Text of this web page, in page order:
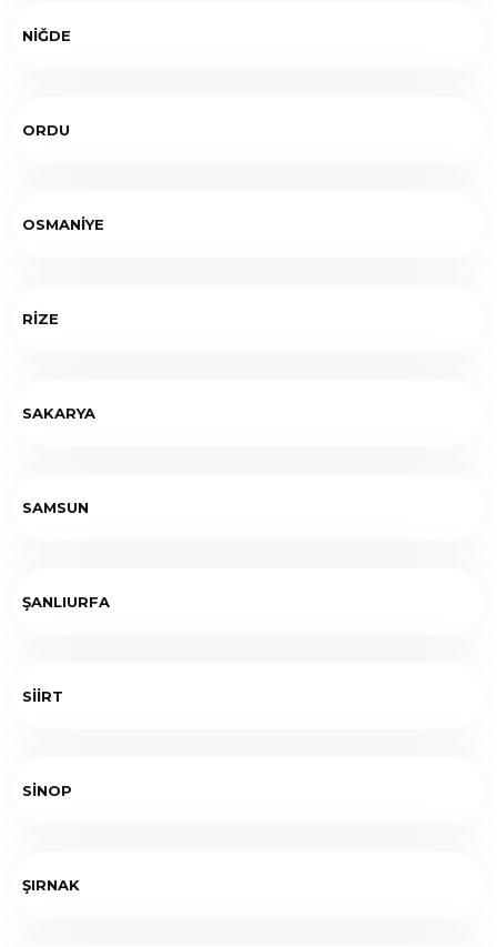
NİĞDE
ORDU
OSMANİYE
RİZE
SAKARYA
SAMSUN
ŞANLIURFA
SİİRT
SİNOP
ŞIRNAK